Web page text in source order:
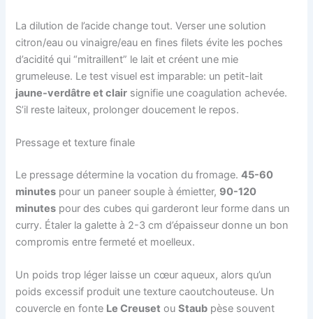
La dilution de l’acide change tout. Verser une solution
citron/eau ou vinaigre/eau en fines filets évite les poches
d’acidité qui “mitraillent” le lait et créent une mie
grumeleuse. Le test visuel est imparable: un petit-lait
jaune-verdâtre et clair signifie une coagulation achevée.
S’il reste laiteux, prolonger doucement le repos.
Pressage et texture finale
Le pressage détermine la vocation du fromage.45-60
minutes pour un paneer souple à émietter, 90-120
minutes pour des cubes qui garderont leur forme dans un
curry. Étaler la galette à 2-3 cm d’épaisseur donne un bon
compromis entre fermeté et moelleux.
Un poids trop léger laisse un cœur aqueux, alors qu’un
poids excessif produit une texture caoutchouteuse. Un
couvercle en fonte Le Creuset ouStaub pèse souvent